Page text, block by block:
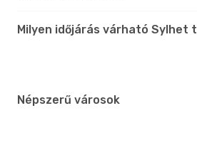
Milyen időjárás várható Sylhet
Népszerű városok